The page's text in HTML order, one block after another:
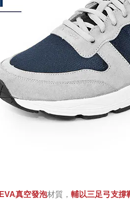
EVA真空發泡材質， 輔以三足弓支撐